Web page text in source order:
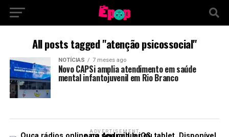
All posts tagged "atenção psicossocial"
NOTÍCIAS 7 meses ago
Novo CAPSi amplia atendimento em saúde
mental infantojuvenil em Rio Branco
ADVERTISEMENT